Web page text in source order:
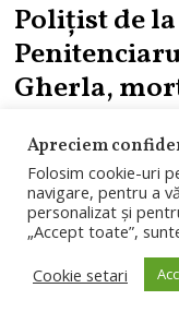
Polițist de la
Gherla,
accident de
motocicletă
DN1
Un polițist de
Apreciem
Folosim cookie-uri
navigare, pentru a
personalizat și
„Accept toate”,
Cookie setari